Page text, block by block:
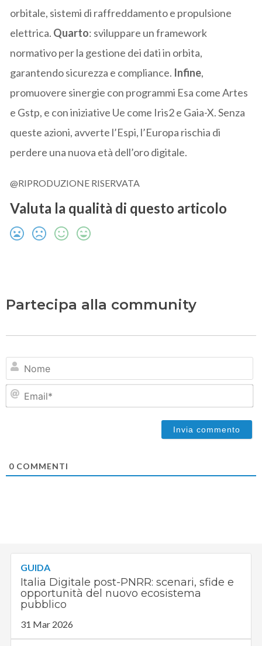
orbitale, sistemi di raffreddamento e propulsione
elettrica. Quarto: sviluppare un framework
normativo per la gestione dei dati in orbita,
garantendo sicurezza e compliance. Infine,
promuovere sinergie con programmi Esa come Artes
e Gstp, e con iniziative Ue come Iris2 e Gaia-X. Senza
queste azioni, avverte l’Espi, l’Europa rischia di
perdere una nuova età dell’oro digitale.
@RIPRODUZIONE RISERVATA
Valuta la qualità di questo articolo
Partecipa alla community
0 COMMENTI
GUIDA
Italia Digitale post-PNRR: scenari, sfide e
opportunità del nuovo ecosistema
pubblico
31 Mar 2026